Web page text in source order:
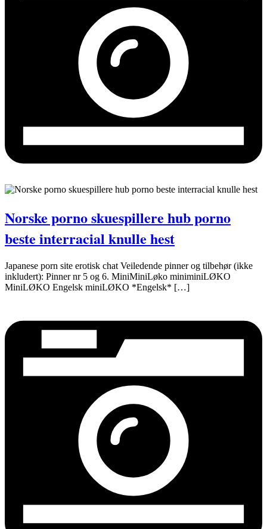
Norske porno skuespillere hub porno
beste interracial knulle hest
Japanese porn site erotisk chat Veiledende pinner og tilbehør (ikke
inkludert): Pinner nr 5 og 6. MiniMiniLøko miniminiLØKO
MiniLØKO Engelsk miniLØKO *Engelsk* […]